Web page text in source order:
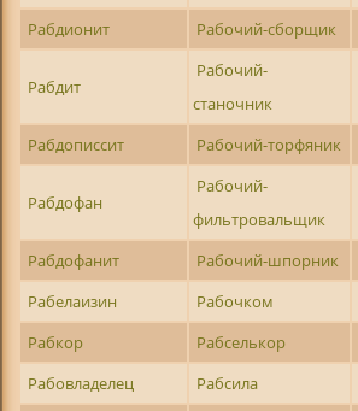
Рабдионит Рабочий-сборщик
Рабдит
Рабочий-
станочник
Рабдописсит Рабочий-торфяник
Рабдофан
Рабочий-
фильтровальщик
Рабдофанит Рабочий-шпорник
Рабелаизин
Рабочком
Рабкор
Рабселькор
Рабовладелец
Рабсила